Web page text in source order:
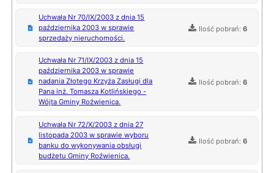
Uchwała Nr 70/IX/2003 z dnia 15
października 2003 w sprawie
sprzedaży nieruchomości.
Ilość pobrań:6
Uchwała Nr 71/IX/2003 z dnia 15
października 2003 w sprawie
nadania Złotego Krzyża Zasługi dla
Pana inż. Tomasza Kotlińskiego -
Wójta Gminy Roźwienica.
Ilość pobrań:6
Uchwała Nr 72/X/2003 z dnia 27
listopada 2003 w sprawie wyboru
banku do wykonywania obsługi
budżetu Gminy Roźwienica.
Ilość pobrań:6